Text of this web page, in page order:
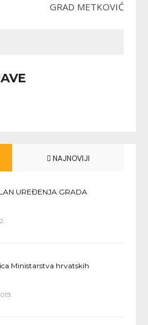
GRAD METKOVIĆ
NAJNOVIJI
UREĐENJA GRADA
Ministarstva hrvatskih